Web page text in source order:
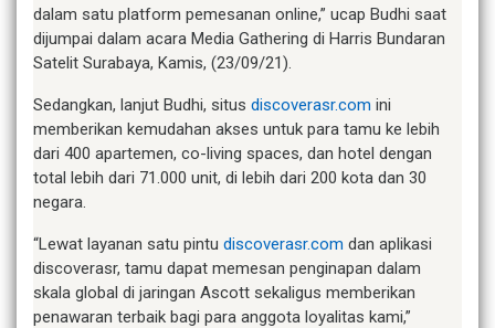
dalam satu platform pemesanan online,” ucap Budhi saat
dijumpai dalam acara Media Gathering di Harris Bundaran
Satelit Surabaya, Kamis, (23/09/21).
Sedangkan, lanjut Budhi, situs discoverasr.com ini
memberikan kemudahan akses untuk para tamu ke lebih
dari 400 apartemen, co-living spaces, dan hotel dengan
total lebih dari 71.000 unit, di lebih dari 200 kota dan 30
negara.
“Lewat layanan satu pintu discoverasr.com dan aplikasi
discoverasr, tamu dapat memesan penginapan dalam
skala global di jaringan Ascott sekaligus memberikan
penawaran terbaik bagi para anggota loyalitas kami,”